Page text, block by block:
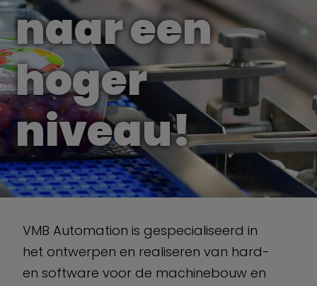
naar een
hoger
niveau!
VMB Automation is gespecialiseerd in
het ontwerpen en realiseren van hard-
en software voor de machinebouw en